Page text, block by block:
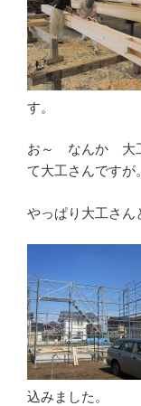
す。
お～ なんか 大
て大工さんですが
やっぱり大工さん
込みました。